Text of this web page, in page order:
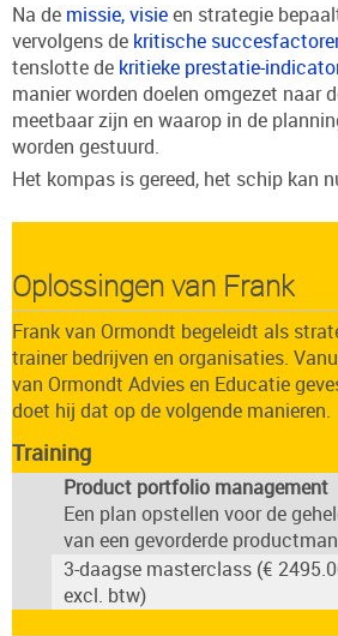
Na de missie, visieen strategie
vervolgens de kritische
tenslotte de kritieke prestatie-
manier worden doelen omgezet naar
meetbaar zijn en waarop in de
worden gestuurd.
Het kompas is gereed, het schip kan
Oplossingen van Frank
Frank van Ormondt begeleidt als
trainerbedrijven en organisaties.
van Ormondt Advies en Educatie
doet hij dat op de volgende manieren.
Training
Product portfolio management
Een plan opstellen voor de
van een gevorderde
3-daagse masterclass (€
excl. btw)